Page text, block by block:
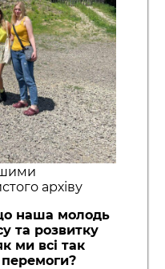
архіву
наша молодь
та розвитку
ми всі так